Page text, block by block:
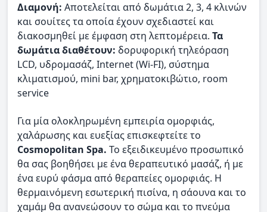
Διαμονή: Αποτελείται από δωμάτια 2, 3, 4 κλινών
και σουίτες τα οποία έχουν σχεδιαστεί και
διακοσμηθεί με έμφαση στη λεπτομέρεια. Τα
δωμάτια διαθέτουν: δορυφορική τηλεόραση
LCD, υδρομασάζ, Internet (Wi-FI), σύστημα
κλιματισμού, mini bar, χρηματοκιβώτιο, room
service
Για μία ολοκληρωμένη εμπειρία ομορφιάς,
χαλάρωσης και ευεξίας επισκεφτείτε το
Cosmopolitan Spa. Το εξειδικευμένο προσωπικό
θα σας βοηθήσει με ένα θεραπευτικό μασάζ, ή με
ένα ευρύ φάσμα από θεραπείες ομορφιάς. Η
θερμαινόμενη εσωτερική πισίνα, η σάουνα και το
χαμάμ θα ανανεώσουν το σώμα και το πνεύμα